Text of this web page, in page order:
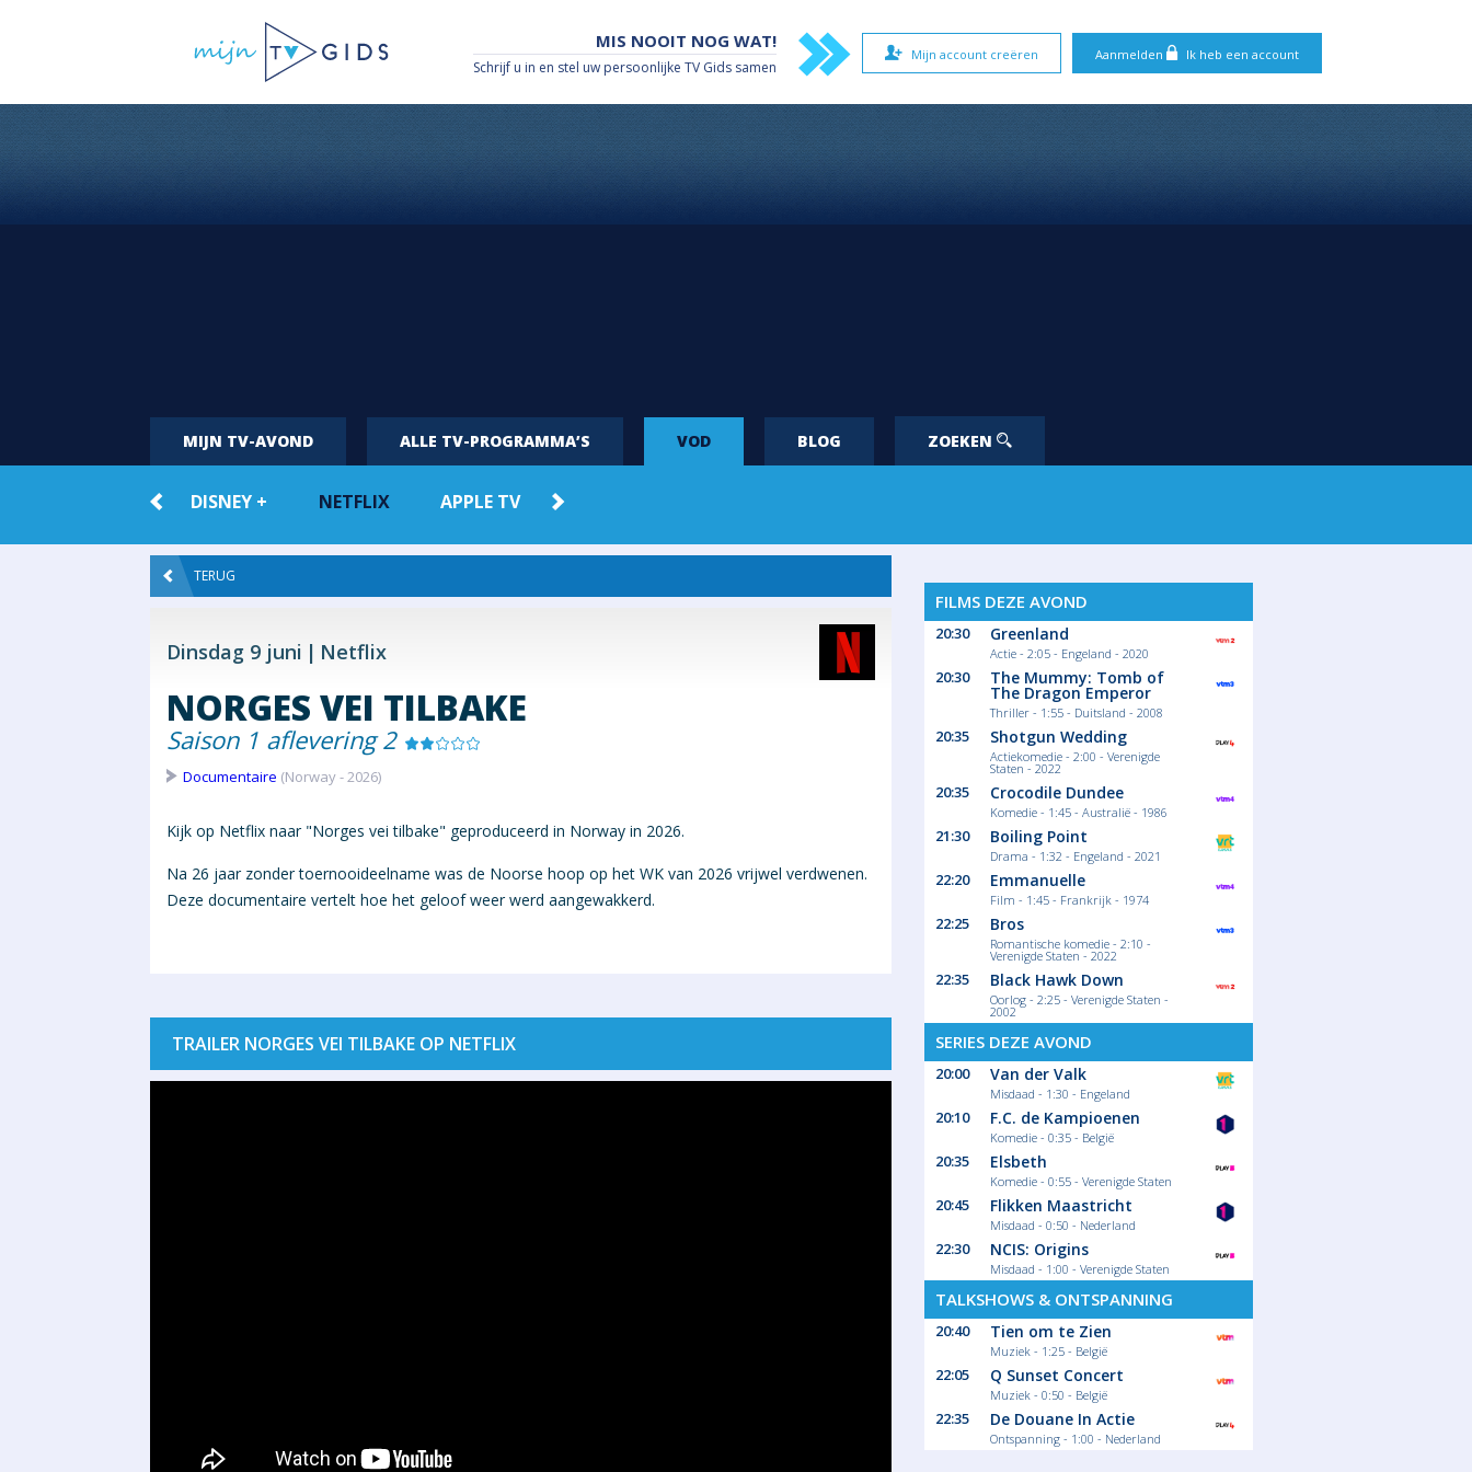
Aanmelden Ik heb een account
Mijn account creëren
MIS NOOIT NOG WAT!
Schrijf u in en stel uw persoonlijke TV Gids samen
MIJN TV-AVOND ALLE TV-PROGRAMMA’S VOD BLOG ZOEKEN
DISNEY + NETFLIX APPLE TV
TERUG
Dinsdag 9 juni Netflix
NORGES VEI TILBAKE
Saison 1 aflevering 2
Documentaire (Norway - 2026)
Kijk op Netflix naar "Norges vei tilbake" geproduceerd in Norway in 2026.
Na 26 jaar zonder toernooideelname was de Noorse hoop op het WK van 2026 vrijwel verdwenen.
Deze documentaire vertelt hoe het geloof weer werd aangewakkerd.
TRAILER NORGES VEI TILBAKE OP NETFLIX
FILMS DEZE AVOND
20:30 Greenland
Actie - 2:05 - Engeland - 2020
20:30 The Mummy: Tomb of
The Dragon Emperor
Thriller - 1:55 - Duitsland - 2008
20:35 Shotgun Wedding
Actiekomedie - 2:00 - Verenigde
Staten - 2022
20:35 Crocodile Dundee
Komedie - 1:45 - Australië - 1986
21:30 Boiling Point
Drama - 1:32 - Engeland - 2021
22:20 Emmanuelle
Film - 1:45 - Frankrijk - 1974
22:25 Bros
Romantische komedie - 2:10 -
Verenigde Staten - 2022
22:35 Black Hawk Down
Oorlog - 2:25 - Verenigde Staten -
2002
SERIES DEZE AVOND
20:00 Van der Valk
Misdaad - 1:30 - Engeland
20:10 F.C. de Kampioenen
Komedie - 0:35 - België
20:35 Elsbeth
Komedie - 0:55 - Verenigde Staten
20:45 Flikken Maastricht
Misdaad - 0:50 - Nederland
22:30 NCIS: Origins
Misdaad - 1:00 - Verenigde Staten
TALKSHOWS & ONTSPANNING
20:40 Tien om te Zien
Muziek - 1:25 - België
22:05 Q Sunset Concert
Muziek - 0:50 - België
22:35 De Douane In Actie
Ontspanning - 1:00 - Nederland